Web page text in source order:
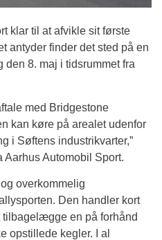
klar til at afvikle sit første
antyder finder det sted på en
den 8. maj i tidsrummet fra
med Bridgestone
kan køre på arealet udenfor
i Søftens industrikvarter,”
Automobil Sport.
overkommelig
Den handler kort
tilbagelægge en på forhånd
opstillede kegler. I al